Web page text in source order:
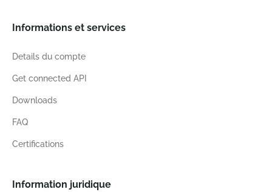
Informations et services
Details du compte
Get connected API
Downloads
FAQ
Certifications
Information juridique